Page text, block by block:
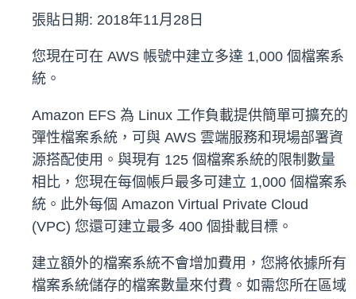
張貼日期: 2018年11月28日
您現在可在 AWS 帳號中建立多達 1,000 個檔案系
統。
Amazon EFS 為 Linux 工作負載提供簡單可擴充的
彈性檔案系統，可與 AWS 雲端服務和現場部署資
源搭配使用。與現有 125 個檔案系統的限制數量
相比，您現在每個帳戶最多可建立 1,000 個檔案系
統。此外每個 Amazon Virtual Private Cloud
(VPC) 您還可建立最多 400 個掛載目標。
建立額外的檔案系統不會增加費用，您將依據所有
檔案系統儲存的檔案數量來付費。如需您所在區域